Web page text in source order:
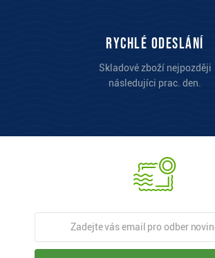
Rychlé odeslání
Skladové zboží nejpozději
následujíci prac. den.